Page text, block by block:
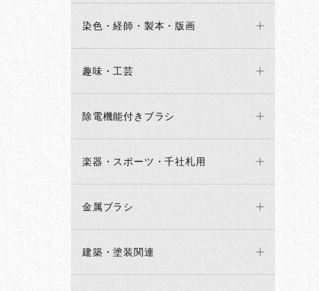
染色・経師・製本・版画
趣味・工芸
除電機能付きブラシ
楽器・スポーツ・千社札用
金属ブラシ
建築・塗装関連